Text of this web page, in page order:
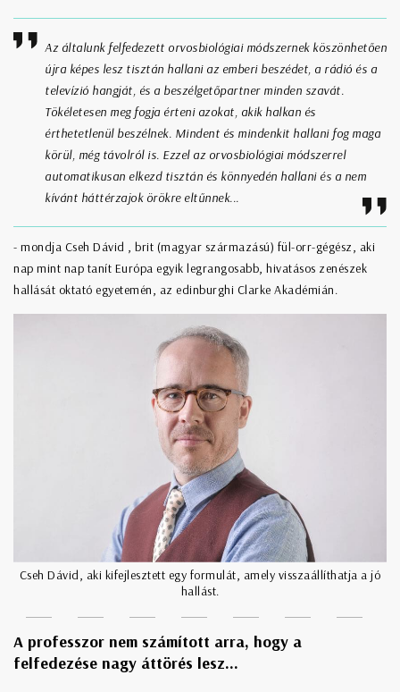
Az általunk felfedezett orvosbiológiai módszernek köszönhetően
újra képes lesz tisztán hallani az emberi beszédet, a rádió és a
televízió hangját, és a beszélgetőpartner minden szavát.
Tökéletesen meg fogja érteni azokat, akik halkan és
érthetetlenül beszélnek. Mindent és mindenkit hallani fog maga
körül, még távolról is. Ezzel az orvosbiológiai módszerrel
automatikusan elkezd tisztán és könnyedén hallani és a nem
kívánt háttérzajok örökre eltűnnek...
- mondja Cseh Dávid , brit (magyar származású) fül-orr-gégész, aki
nap mint nap tanít Európa egyik legrangosabb, hivatásos zenészek
hallását oktató egyetemén, az edinburghi Clarke Akadémián.
Cseh Dávid, aki kifejlesztett egy formulát, amely visszaállíthatja a jó
hallást.
A professzor nem számított arra, hogy a
felfedezése nagy áttörés lesz...